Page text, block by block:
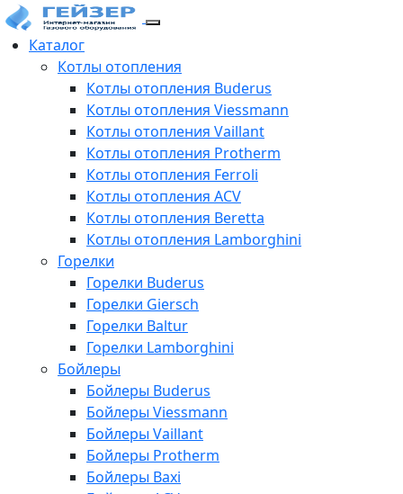
Каталог
Котлы отопления
Котлы отопления Buderus
Котлы отопления Viessmann
Котлы отопления Vaillant
Котлы отопления Protherm
Котлы отопления Ferroli
Котлы отопления ACV
Котлы отопления Beretta
Котлы отопления Lamborghini
Горелки
Горелки Buderus
Горелки Giersch
Горелки Baltur
Горелки Lamborghini
Бойлеры
Бойлеры Buderus
Бойлеры Viessmann
Бойлеры Vaillant
Бойлеры Protherm
Бойлеры Baxi